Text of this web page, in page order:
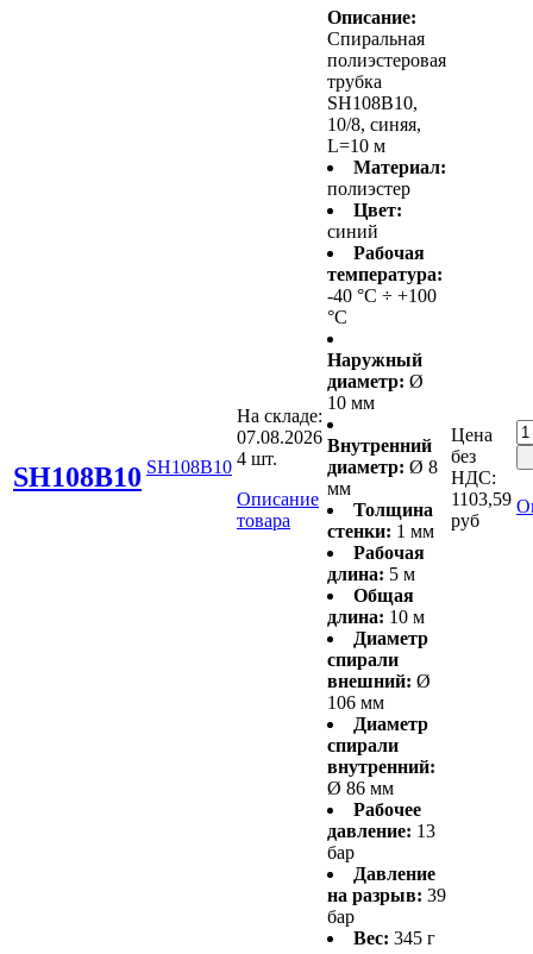
SH108B10 SH108B10
На складе:
07.08.2026
4 шт.
Описание
товара
Описание:
Спиральная
полиэстеровая
трубка
SH108B10,
10/8, синяя,
L=10 м
Материал:
полиэстер
Цвет:
синий
Рабочая
температура:
-40 °С ÷ +100
°С
Наружный
диаметр: Ø
10 мм
Внутренний
диаметр: Ø 8
мм
Толщина
стенки: 1 мм
Рабочая
длина: 5 м
Общая
длина: 10 м
Диаметр
спирали
внешний: Ø
106 мм
Диаметр
спирали
внутренний:
Ø 86 мм
Рабочее
давление: 13
бар
Давление
на разрыв: 39
бар
Вес: 345 г
Цена
без
НДС:
1103,59
руб